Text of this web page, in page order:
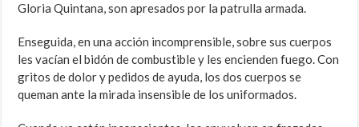
Gloria Quintana, son apresados por la patrulla armada.
Enseguida, en una acción incomprensible, sobre sus cuerpos
les vacían el bidón de combustible y les encienden fuego. Con
gritos de dolor y pedidos de ayuda, los dos cuerpos se
queman ante la mirada insensible de los uniformados.